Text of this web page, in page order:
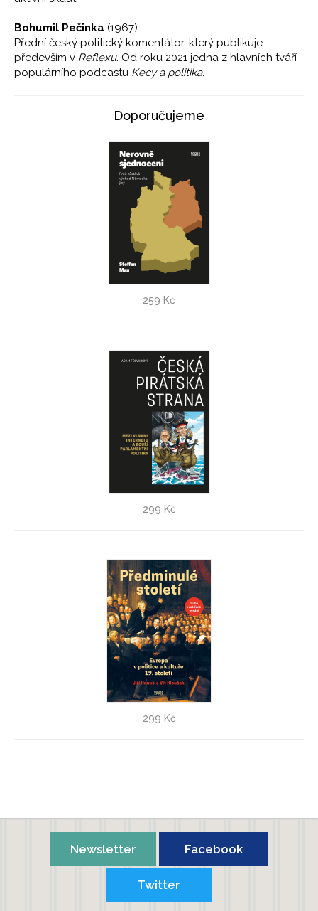
Bohumil Pečinka (1967)
Přední český politický komentátor, který publikuje
především v Reflexu. Od roku 2021 jedna z hlavních tváří
populárního podcastu Kecy a politika.
Doporučujeme
Nerovně sjednoceni
259 Kč
Česká pirátská strana
299 Kč
Předminulé století - druhé doplněné vydání
299 Kč
Newsletter Facebook
Twitter